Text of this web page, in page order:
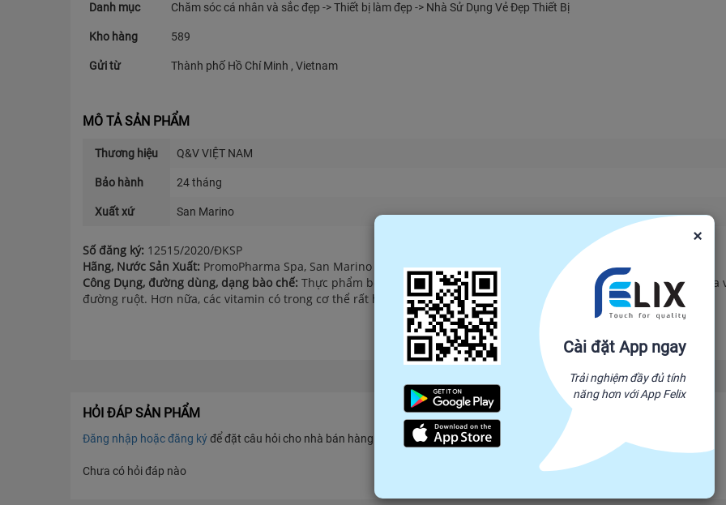
Danh mục Chăm sóc cá nhân và sắc đẹp -> Thiết bị làm đẹp -> Nhà Sử Dụng Vẻ Đẹp Thiết Bị
Kho hàng 589
Gửi từ Thành phố Hồ Chí Minh , Vietnam
MÔ TẢ SẢN PHẨM
Thương hiệu Q&V VIỆT NAM
Bảo hành 24 tháng
Xuất xứ San Marino
Số đăng ký: 12515/2020/ĐKSP
Hãng, Nước Sản Xuất: PromoPharma Spa, San Marino
Công Dụng, đường dùng, dạng bào chế: Thực phẩm bổ sung men vi sinh và prebiotics giúp thúc đẩy sự cân bằng của
đường ruột. Hơn nữa, các vitamin có trong cơ thể rất hữu ích cho quá trình chuyển hóa năng lượng bình thường.
Đọc tiếp
HỎI ĐÁP SẢN PHẨM
Đăng nhập hoặc đăng kýđể đặt câu hỏi cho nhà bán hàng ngay và câu trả lời sẽ được hiển thị tại đây.
Chưa có hỏi đáp nào
×
Cài đặt App ngay
Trải nghiệm đầy đủ tính
năng hơn với App Felix